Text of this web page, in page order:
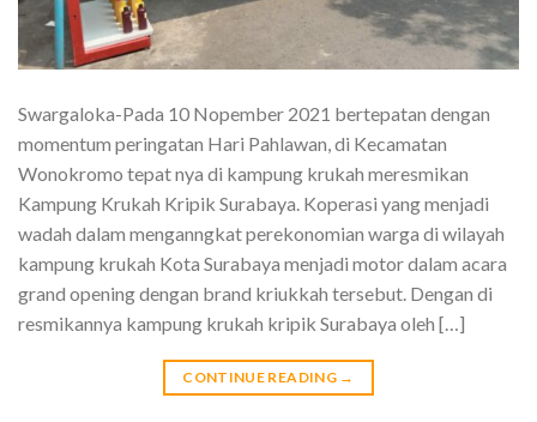
Swargaloka-Pada 10 Nopember 2021 bertepatan dengan
momentum peringatan Hari Pahlawan, di Kecamatan
Wonokromo tepat nya di kampung krukah meresmikan
Kampung Krukah Kripik Surabaya. Koperasi yang menjadi
wadah dalam menganngkat perekonomian warga di wilayah
kampung krukah Kota Surabaya menjadi motor dalam acara
grand opening dengan brand kriukkah tersebut. Dengan di
resmikannya kampung krukah kripik Surabaya oleh […]
CONTINUE READING →